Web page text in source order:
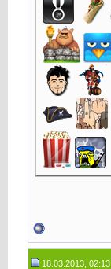
18.03.2013, 02:13